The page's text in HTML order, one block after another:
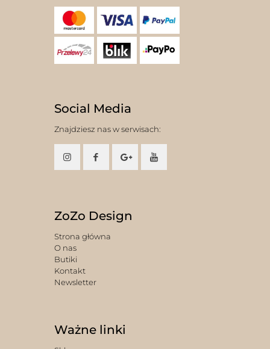
Social Media
Znajdziesz nas w serwisach:
ZoZo Design
Strona główna
O nas
Butiki
Kontakt
Newsletter
Ważne linki